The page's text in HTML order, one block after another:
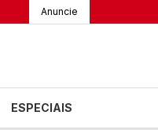
Anuncie
ESPECIAIS